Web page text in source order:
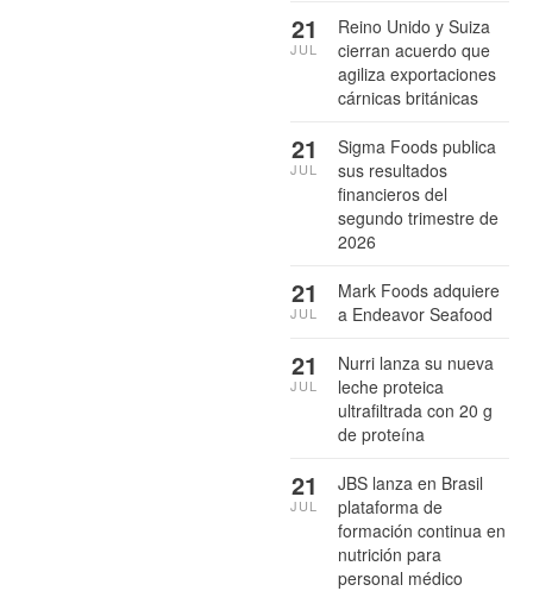
Reino Unido y Suiza
cierran acuerdo que
agiliza exportaciones
cárnicas británicas
21
JUL
Sigma Foods publica
sus resultados
financieros del
segundo trimestre de
2026
21
JUL
Mark Foods adquiere
a Endeavor Seafood
21
JUL
Nurri lanza su nueva
leche proteica
ultrafiltrada con 20 g
de proteína
21
JUL
JBS lanza en Brasil
plataforma de
formación continua en
nutrición para
personal médico
21
JUL